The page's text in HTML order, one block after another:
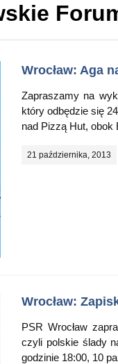
Wrocław: Aga
Zapraszamy na
który odbędzie się
nad Pizzą Hut, obok
21 października, 2013
Wrocław:
PSR Wrocław
czyli polskie ślady
godzinie 18:00, 10